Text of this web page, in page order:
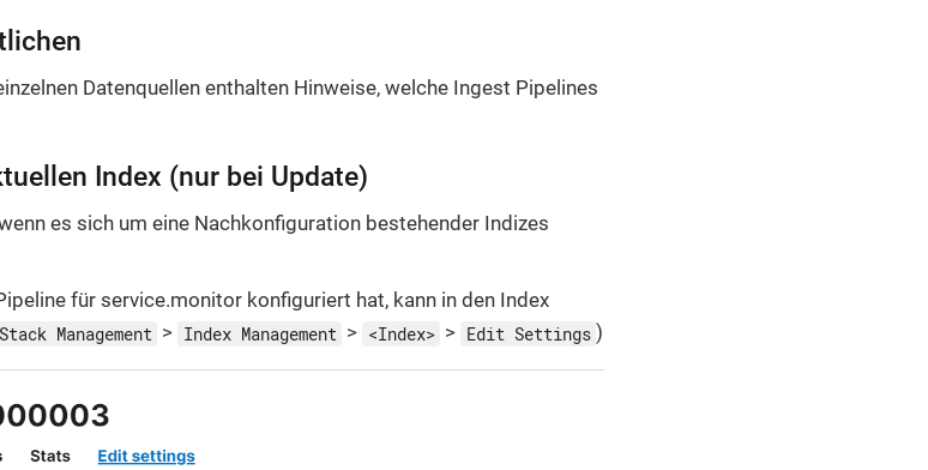
Datenquellen enthalten Hinweise, welche Ingest Pipelines
Index (nur bei Update)
es sich um eine Nachkonfiguration bestehender Indizes
für service.monitor konfiguriert hat, kann in den Index
Stack Management > Index Management > <Index> > Edit Settings )